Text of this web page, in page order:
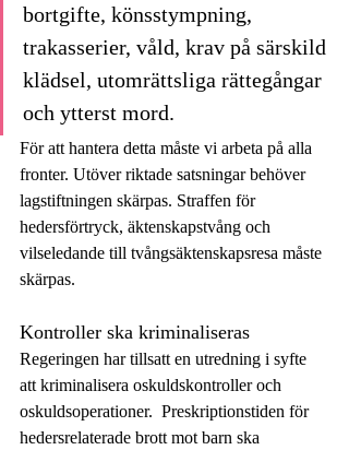
bortgifte, könsstympning,
trakasserier, våld, krav på särskild
klädsel, utomrättsliga rättegångar
och ytterst mord.
För att hantera detta måste vi arbeta på alla
fronter. Utöver riktade satsningar behöver
lagstiftningen skärpas. Straffen för
hedersförtryck, äktenskapstvång och
vilseledande till tvångsäktenskapsresa måste
skärpas.
Kontroller ska kriminaliseras
Regeringen har tillsatt en utredning i syfte
att kriminalisera oskuldskontroller och
oskuldsoperationer.  Preskriptionstiden för
hedersrelaterade brott mot barn ska